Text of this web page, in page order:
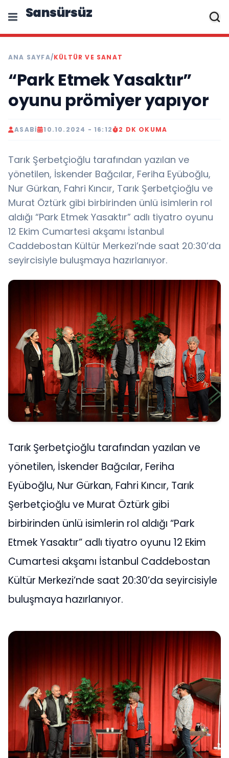
Sansürsüz
ANA SAYFA/KÜLTÜR VE SANAT
“Park Etmek Yasaktır”
oyunu prömiyer yapıyor
ASABI 10.10.2024 - 16:12 2 DK OKUMA
Tarık Şerbetçioğlu tarafından yazılan ve
yönetilen, İskender Bağcılar, Feriha Eyüboğlu,
Nur Gürkan, Fahri Kıncır, Tarık Şerbetçioğlu ve
Murat Öztürk gibi birbirinden ünlü isimlerin rol
aldığı “Park Etmek Yasaktır” adlı tiyatro oyunu
12 Ekim Cumartesi akşamı İstanbul
Caddebostan Kültür Merkezi’nde saat 20:30’da
seyircisiyle buluşmaya hazırlanıyor.
Tarık Şerbetçioğlu tarafından yazılan ve
yönetilen, İskender Bağcılar, Feriha
Eyüboğlu, Nur Gürkan, Fahri Kıncır, Tarık
Şerbetçioğlu ve Murat Öztürk gibi
birbirinden ünlü isimlerin rol aldığı “Park
Etmek Yasaktır” adlı tiyatro oyunu 12 Ekim
Cumartesi akşamı İstanbul Caddebostan
Kültür Merkezi’nde saat 20:30’da seyircisiyle
buluşmaya hazırlanıyor.